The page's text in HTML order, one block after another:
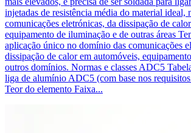
injetadas de resistência média do material ideal,
comunicações eletrónicas, da dissipação de
equipamento de iluminação e de outras áreas
aplicação único no domínio das comunicações
dissipação de calor em automóveis,
outros domínios. Normas e classes ADC5
liga de alumínio ADC5 (com base nos
Teor do elemento Faixa...